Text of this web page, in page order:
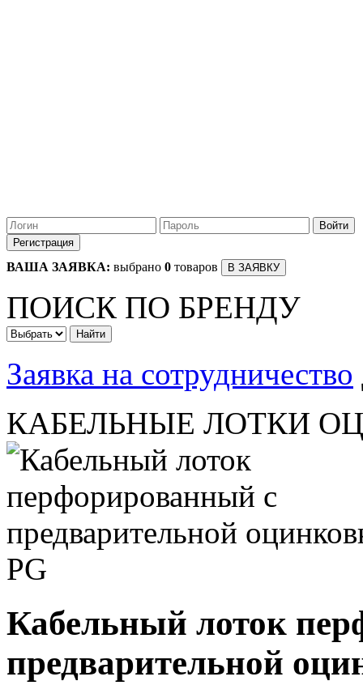
ВАША ЗАЯВКА: выбрано 0 товаров
ПОИСК ПО БРЕНДУ
Заявка на сотрудничество
КАБЕЛЬНЫЕ ЛОТКИ
Кабельный лоток
предварительной